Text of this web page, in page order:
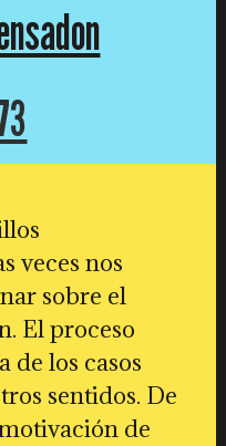
veces nos
sobre el
El proceso
de los casos
sentidos. De
de